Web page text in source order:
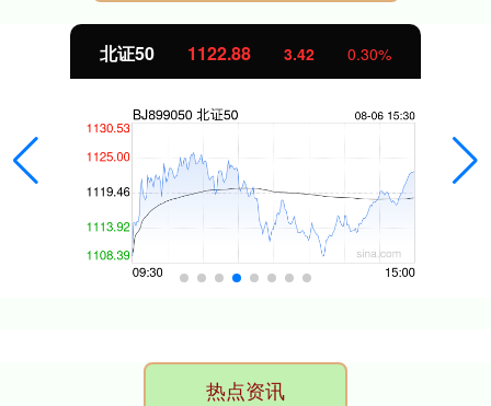
北证50 1122.88 3.42 0.30%
热点资讯